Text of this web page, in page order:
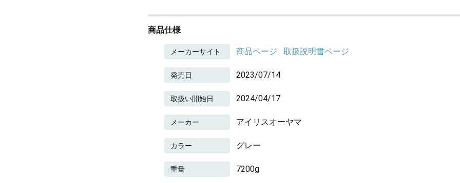
商品仕様
メーカーサイト 商品ページ 取扱説明書ページ
発売日 2023/07/14
取扱い開始日 2024/04/17
メーカー アイリスオーヤマ
カラー グレー
重量 7200g